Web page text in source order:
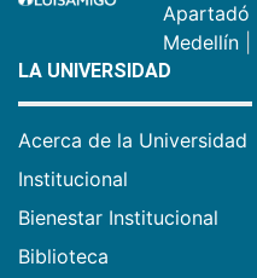
Apartadó
Medellín
LA UNIVERSIDAD
Acerca de la Universidad
Institucional
Bienestar Institucional
Biblioteca